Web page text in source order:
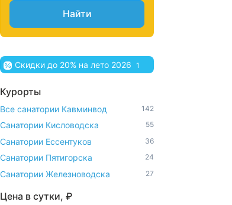
Найти
Скидки до 20% на лето 2026 1
Курорты
Все санатории Кавминвод 142
Санатории Кисловодска 55
Санатории Ессентуков 36
Санатории Пятигорска 24
Санатории Железноводска 27
Цена в сутки, ₽